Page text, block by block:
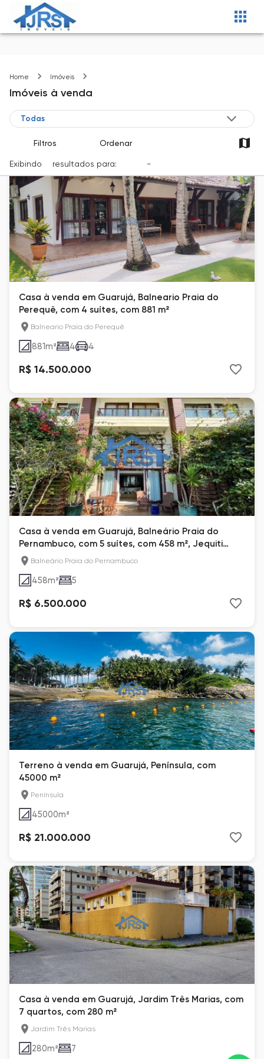
Home Imóveis
Imóveis à venda
Filtros Ordenar
Exibindo resultados para: -
Casa à venda em Guarujá, Balneario Praia do
Perequê, com 4 suítes, com 881 m²
Balneario Praia do Perequê
881m² 4 4
R$ 14.500.000
Casa à venda em Guarujá, Balneário Praia do
Pernambuco, com 5 suítes, com 458 m², Jequiti
Residences
Balneário Praia do Pernambuco
458m² 5
R$ 6.500.000
Terreno à venda em Guarujá, Península, com
45000 m²
Península
45000m²
R$ 21.000.000
Casa à venda em Guarujá, Jardim Três Marias, com
7 quartos, com 280 m²
Jardim Três Marias
280m² 7